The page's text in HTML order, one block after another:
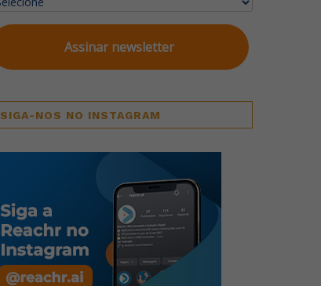
Assinar newsletter
SIGA-NOS NO INSTAGRAM